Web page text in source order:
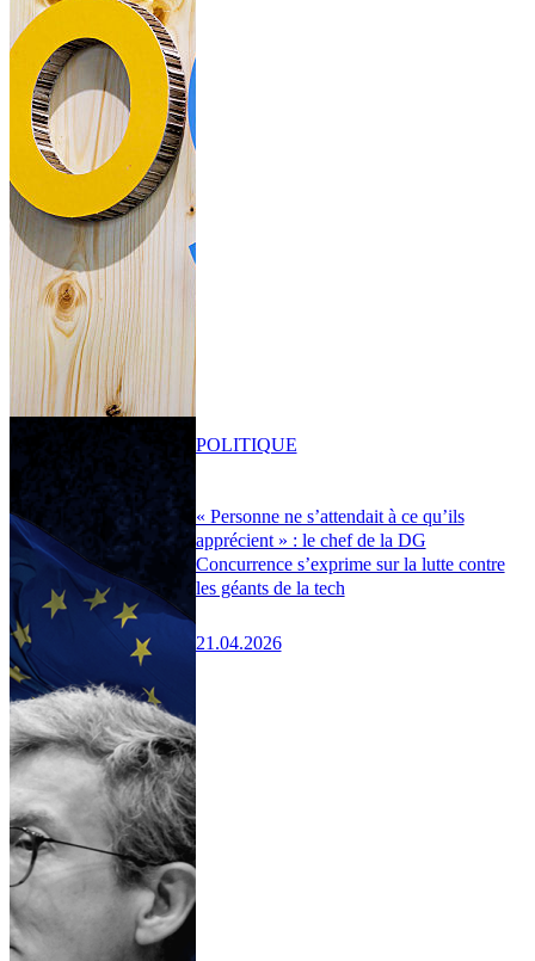
« Personne ne s’attendait à ce qu’ils
apprécient » : le chef de la DG
Concurrence s’exprime sur la lutte contre
les géants de la tech
21.04.2026
POLITIQUE